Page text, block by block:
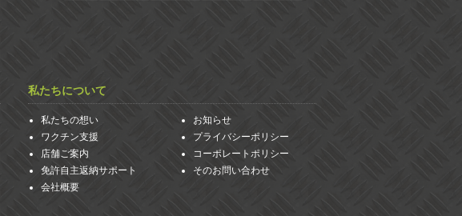
私たちについて
私たちの想い
ワクチン支援
店舗ご案内
免許自主返納サポート
会社概要
お知らせ
プライバシーポリシー
コーポレートポリシー
そのお問い合わせ